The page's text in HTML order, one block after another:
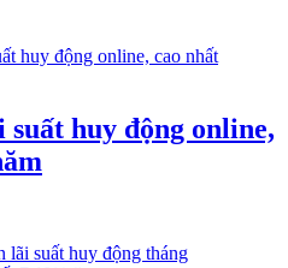
huy động online,